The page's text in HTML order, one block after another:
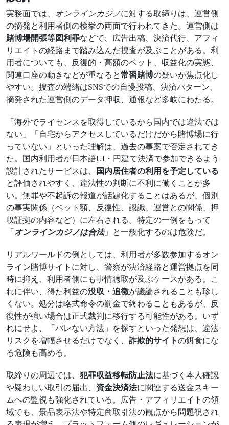
実務面では、 オンラインカジノに対する取締りは、運営側
の摘発と利用者側の検挙の両面で行われてきた。運営側は
賭博場開張等図利罪などで、広告出稿、決済代行、アフィ
リエイトの経路まで踏み込んだ捜査が及ぶことがある。利
用者についても、反復的・高額のベット、収益化の実態、
関連口座の動きなどが重なると常習賭博の疑いが焦点化し
やすい。捜査の端緒はSNSでの自慢投稿、決済パターン、
摘発された運営側のデータ押収、通報など多岐にわたる。
「海外でライセンスを取得しているから国内では違法では
ない」「自宅からアクセスしているだけだから賭博場に行
っていない」といった理解は、過去の事案で否定されてき
た。国内利用者が日本語UI・円建て決済で参加できるよう
設計されたサービスは、
国内居住者の利用を予定している
と評価されやすく、違法性の判断に不利に働くことが多
い。無罪や不起訴の報道が話題化することはあるが、個別
の事実関係（ベット額、反復性、認識、運営との関係、押
収証拠の内容など）に左右される。特定の一例をもって
「 オンラインカジノは合法」と一般化するのは危険だ。
リアルワールドの例としては、利用者が多数参加するオン
ライン賭博サイトに対し、警察が決済経路と運営拠点を同
時に抑え、利用者側にも事情聴取が及ぶケースがある。こ
れに伴い、得た利益の没収・追徴が議論されることも珍し
くない。処分は略式命令の罰金で終わることもあるが、反
復性が強い場合は正式裁判に移行する可能性がある。いず
れにせよ、「バレない方法」を探すといった発想は、違法
リスクを増幅させるだけでなく、 詐欺的サイトの餌食にな
る危険も高める。
取締りの周辺では、 犯罪収益移転防止法に基づく本人確認
や疑わしい取引の届出、 資金決済法に関連する送金スキー
ムへの監視も強化されている。広告・アフィリエイトの領
域でも、景品表示法や特定商取引法の観点から問題視され